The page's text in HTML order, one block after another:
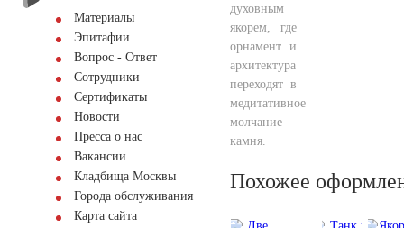
Материалы
Эпитафии
Вопрос - Ответ
Сотрудники
Сертификаты
Новости
Пресса о нас
Вакансии
Кладбища Москвы
Города обслуживания
Карта сайта
духовным
якорем, где
орнамент и
архитектура
переходят в
медитативное
молчание
камня.
Похожее